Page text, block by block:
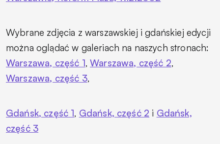
Wybrane zdjęcia z warszawskiej i gdańskiej edycji
można oglądać w galeriach na naszych stronach:
Warszawa, część 1,Warszawa, część 2,
Warszawa, część 3,
Gdańsk, część 1, Gdańsk, część 2 i Gdańsk,
część 3